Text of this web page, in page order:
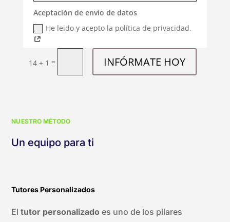
Aceptación de envío de datos
He leido y acepto la política de privacidad.
14 + 1 = INFÓRMATE HOY
NUESTRO MÉTODO
Un equipo para ti
Tutores Personalizados
Eltutor personalizado es uno de los pilares